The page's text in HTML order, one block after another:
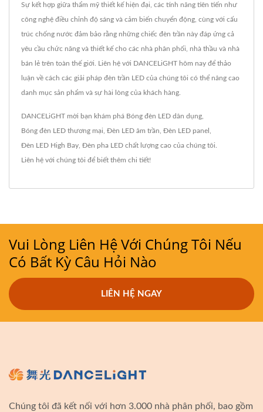
Sự kết hợp giữa thẩm mỹ thiết kế hiện đại, các tính năng tiên tiến như
công nghệ điều chỉnh độ sáng và cảm biến chuyển động, cùng với cấu
trúc chống nước đảm bảo rằng những chiếc đèn trần này đáp ứng cả
yêu cầu chức năng và thiết kế cho các nhà phân phối, nhà thầu và nhà
bán lẻ trên toàn thế giới. Liên hệ với DANCELiGHT hôm nay để thảo
luận về cách các giải pháp đèn trần LED của chúng tôi có thể nâng cao
danh mục sản phẩm và sự hài lòng của khách hàng.
DANCELiGHT mời bạn khám phá Bóng đèn LED dân dụng,
Bóng đèn LED thương mại, Đèn LED âm trần, Đèn LED panel ,
Đèn LED High Bay, Đèn pha LED chất lượng cao của chúng tôi.
Liên hệ với chúng tôi để biết thêm chi tiết!
Vui Lòng Liên Hệ Với Chúng Tôi Nếu
Có Bất Kỳ Câu Hỏi Nào
LIÊN HỆ NGAY
Chúng tôi đã kết nối với hơn 3.000 nhà phân phối, bao gồm